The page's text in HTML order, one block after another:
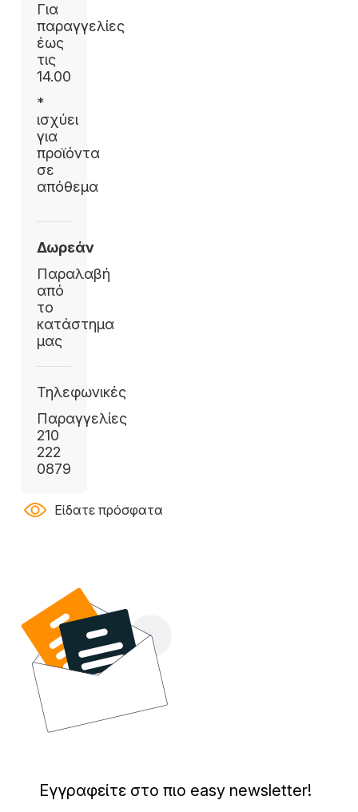
Για
παραγγελίες
έως
τις
14.00
*
ισχύει
για
προϊόντα
σε
απόθεμα
Δωρεάν
Παραλαβή
από
το
κατάστημα
μας
Τηλεφωνικές
Παραγγελίες
210
222
0879
Είδατε πρόσφατα
Εγγραφείτε στο πιο easy newsletter!